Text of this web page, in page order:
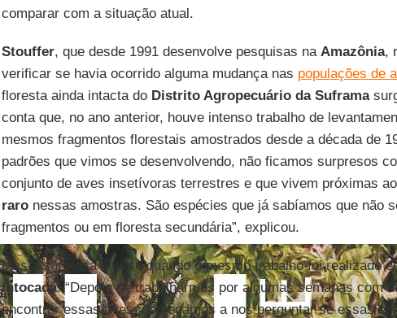
comparar com a situação atual.
Stouffer, que desde 1991 desenvolve pesquisas na Amazônia,
verificar se havia ocorrido alguma mudança nas populações de
floresta ainda intacta do Distrito Agropecuário da Suframa
conta que, no ano anterior, houve intenso trabalho de
mesmos fragmentos florestais amostrados desde a década de
padrões que vimos se desenvolvendo, não ficamos surpresos
conjunto de aves insetívoras terrestres e que vivem próximas
raronessas amostras. São espécies que já sabíamos que não
fragmentos ou em floresta secundária”, explicou.
Mas a surpresa deu-se quando o mesmo trabalho foi realizado
intocada. “Depois de trabalharmos por algumas semanas com
encontrar essas aves, começamos a nos perguntar se essas